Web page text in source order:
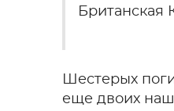
Британская
Шестерых
еще двоих